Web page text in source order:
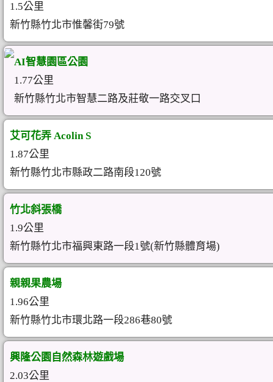
1.5公里
新竹縣竹北市惟馨街79號
AI智慧園區公園
1.77公里
新竹縣竹北市智慧二路及莊敬一路交叉口
艾可花弄 Acolin S
1.87公里
新竹縣竹北市縣政二路南段120號
竹北斜張橋
1.9公里
新竹縣竹北市福興東路一段1號(新竹縣體育場)
親親果農場
1.96公里
新竹縣竹北市環北路一段286巷80號
興隆公園自然森林遊戲場
2.03公里